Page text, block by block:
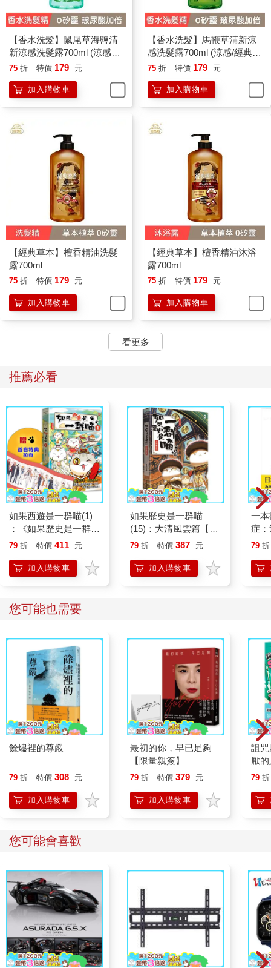
【香水洗髮】鼠尾草海鹽清
新涼感洗髮露700ml (涼感／
經典香氛/國民洗髮精/香水洗
75 折 特價 179 元
加入購物車
【香水洗髮】馬鞭草清新涼
感洗髮露700ml (涼感/經典香
氛/國民洗髮精/香水洗髮精)
75 折 特價 179 元
加入購物車
【經典草本】檀香精油洗髮
露700ml
75 折 特價 179 元
加入購物車
【經典草本】檀香精油沐浴
露700ml
75 折 特價 179 元
加入購物車
看更多
推薦必看
如果西遊是一群喵(1)
：《如果歷史是一群
喵》作者最新力作，附
79 折 特價 411 元
加入購物車
如果歷史是一群喵
(15)：大清風雲篇【萌
貓漫畫學歷史】
79 折 特價 387 元
加入購物車
一
症
開
的
79 折
您可能也需要
餘燼裡的尊嚴
79 折 特價 308 元
加入購物車
最初的你，早已足夠
【限量親簽】
79 折 特價 379 元
加入購物車
詛
厭
理！
79 折
您可能會喜歡